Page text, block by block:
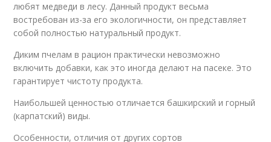
любят медведи в лесу. Данный продукт весьма
востребован из-за его экологичности, он представляет
собой полностью натуральный продукт.
Диким пчелам в рацион практически невозможно
включить добавки, как это иногда делают на пасеке. Это
гарантирует чистоту продукта.
Наибольшей ценностью отличается башкирский и горный
(карпатский) виды.
Особенности, отличия от других сортов